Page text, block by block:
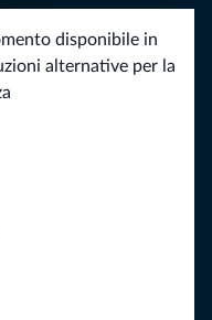
disponibile in
alternative per la
e news per la tua